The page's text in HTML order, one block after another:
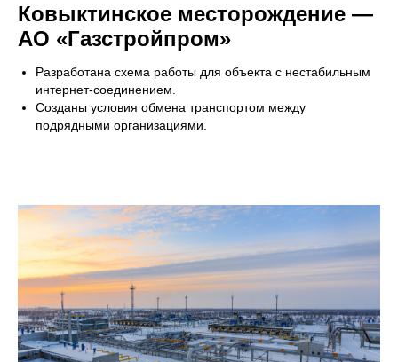
Ковыктинское месторождение —
АО «Газстройпром»
Разработана схема работы для объекта с нестабильным
интернет-соединением.
Созданы условия обмена транспортом между
подрядными организациями.